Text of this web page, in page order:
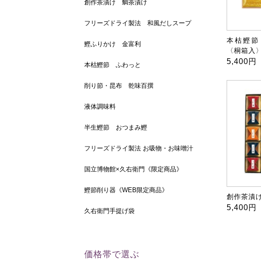
創作茶漬け 鯛茶漬け
フリーズドライ製法 和風だしスープ
鰹ふりかけ 金富利
本枯鰹節 ふわっと
削り節・昆布 乾味百撰
液体調味料
半生鰹節 おつまみ鰹
フリーズドライ製法 お吸物・お味噌汁
国立博物館×久右衛門《限定商品》
鰹節削り器《WEB限定商品》
久右衛門手提げ袋
価格帯で選ぶ
本枯鰹
〈桐箱入〉
5,400円
創作茶漬
5,400円